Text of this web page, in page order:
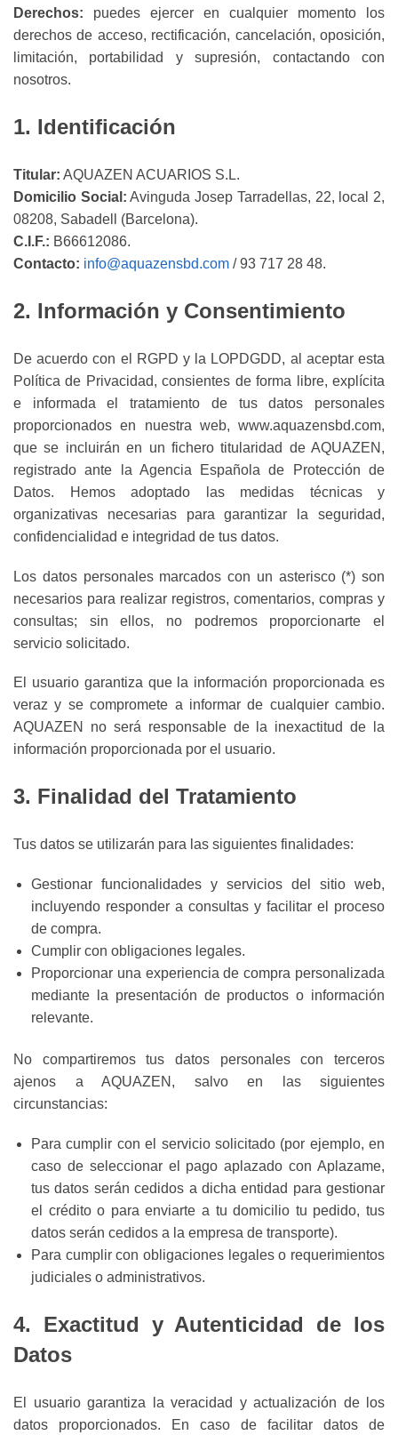
Derechos: puedes ejercer en cualquier momento los
derechos de acceso, rectificación, cancelación, oposición,
limitación, portabilidad y supresión, contactando con
nosotros.
1. Identificación
Titular: AQUAZEN ACUARIOS S.L.
Domicilio Social: Avinguda Josep Tarradellas, 22, local 2,
08208, Sabadell (Barcelona).
C.I.F.: B66612086.
Contacto: info@aquazensbd.com / 93 717 28 48.
2. Información y Consentimiento
De acuerdo con el RGPD y la LOPDGDD, al aceptar esta
Política de Privacidad, consientes de forma libre, explícita
e informada el tratamiento de tus datos personales
proporcionados en nuestra web, www.aquazensbd.com,
que se incluirán en un fichero titularidad de AQUAZEN,
registrado ante la Agencia Española de Protección de
Datos. Hemos adoptado las medidas técnicas y
organizativas necesarias para garantizar la seguridad,
confidencialidad e integridad de tus datos.
Los datos personales marcados con un asterisco (*) son
necesarios para realizar registros, comentarios, compras y
consultas; sin ellos, no podremos proporcionarte el
servicio solicitado.
El usuario garantiza que la información proporcionada es
veraz y se compromete a informar de cualquier cambio.
AQUAZEN no será responsable de la inexactitud de la
información proporcionada por el usuario.
3. Finalidad del Tratamiento
Tus datos se utilizarán para las siguientes finalidades:
Gestionar funcionalidades y servicios del sitio web,
incluyendo responder a consultas y facilitar el proceso
de compra.
Cumplir con obligaciones legales.
Proporcionar una experiencia de compra personalizada
mediante la presentación de productos o información
relevante.
No compartiremos tus datos personales con terceros
ajenos a AQUAZEN, salvo en las siguientes
circunstancias:
Para cumplir con el servicio solicitado (por ejemplo, en
caso de seleccionar el pago aplazado con Aplazame,
tus datos serán cedidos a dicha entidad para gestionar
el crédito o para enviarte a tu domicilio tu pedido, tus
datos serán cedidos a la empresa de transporte).
Para cumplir con obligaciones legales o requerimientos
judiciales o administrativos.
4. Exactitud y Autenticidad de los
Datos
El usuario garantiza la veracidad y actualización de los
datos proporcionados. En caso de facilitar datos de